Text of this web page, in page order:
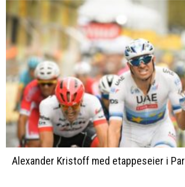
Alexander Kristoff med etappeseier i